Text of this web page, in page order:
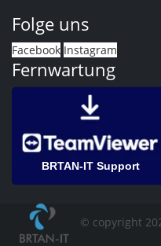
Folge uns
Facebook Instagram
Fernwartung
BRTAN-IT Support
© copyright